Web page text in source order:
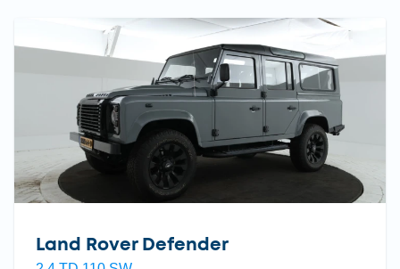
Land Rover Defender